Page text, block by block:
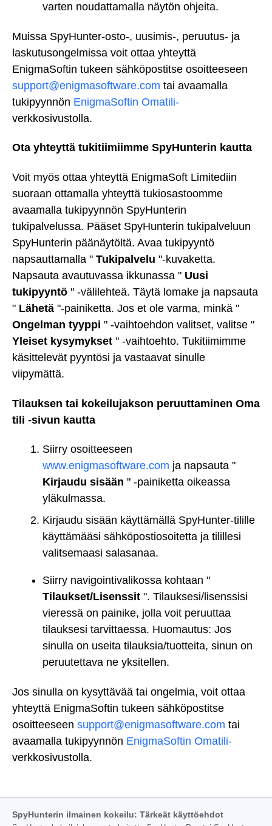
varten noudattamalla näytön ohjeita.
Muissa SpyHunter-osto-, uusimis-, peruutus- ja
laskutusongelmissa voit ottaa yhteyttä
EnigmaSoftin tukeen sähköpostitse osoitteeseen
support@enigmasoftware.com tai avaamalla
tukipyynnön EnigmaSoftin Omatili-
verkkosivustolla.
Ota yhteyttä tukitiimiimme SpyHunterin kautta
Voit myös ottaa yhteyttä EnigmaSoft Limitediin
suoraan ottamalla yhteyttä tukiosastoomme
avaamalla tukipyynnön SpyHunterin
tukipalvelussa. Pääset SpyHunterin tukipalveluun
SpyHunterin päänäytöltä. Avaa tukipyyntö
napsauttamalla " Tukipalvelu "-kuvaketta.
Napsauta avautuvassa ikkunassa " Uusi
tukipyyntö " -välilehteä. Täytä lomake ja napsauta
" Lähetä "-painiketta. Jos et ole varma, minkä "
Ongelman tyyppi " -vaihtoehdon valitset, valitse "
Yleiset kysymykset " -vaihtoehto. Tukitiimimme
käsittelevät pyyntösi ja vastaavat sinulle
viipymättä.
Tilauksen tai kokeilujakson peruuttaminen Oma
tili -sivun kautta
Siirry osoitteeseen
www.enigmasoftware.com ja napsauta "
Kirjaudu sisään " -painiketta oikeassa
yläkulmassa.
Kirjaudu sisään käyttämällä SpyHunter-tilille
käyttämääsi sähköpostiosoitetta ja tilillesi
valitsemaasi salasanaa.
Siirry navigointivalikossa kohtaan "
Tilaukset/Lisenssit ". Tilauksesi/lisenssisi
vieressä on painike, jolla voit peruuttaa
tilauksesi tarvittaessa. Huomautus: Jos
sinulla on useita tilauksia/tuotteita, sinun on
peruutettava ne yksitellen.
Jos sinulla on kysyttävää tai ongelmia, voit ottaa
yhteyttä EnigmaSoftin tukeen sähköpostitse
osoitteeseen support@enigmasoftware.com tai
avaamalla tukipyynnön EnigmaSoftin Omatili-
verkkosivustolla.
SpyHunterin ilmainen kokeilu: Tärkeät käyttöehdot